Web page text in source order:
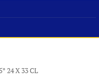
24 X 33 CL